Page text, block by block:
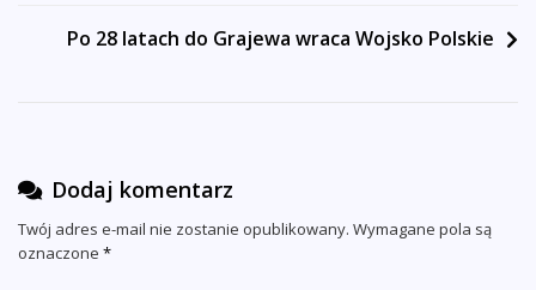
Po 28 latach do Grajewa wraca Wojsko Polskie
Dodaj komentarz
Twój adres e-mail nie zostanie opublikowany. Wymagane pola są
oznaczone *